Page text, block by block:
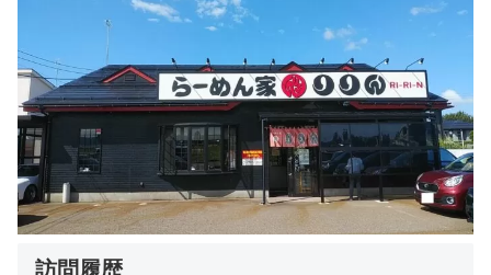
訪問履歴